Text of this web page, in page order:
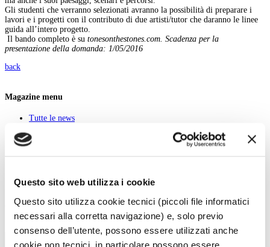
Questo sito web utilizza i cookie
Questo sito utilizza cookie tecnici (piccoli file informatici
necessari alla corretta navigazione) e, solo previo
consenso dell’utente, possono essere utilizzati anche
cookie non tecnici, in particolare possono essere
Gli studenti che verranno selezionati avranno la possibilità di preparare i
lavori e i progetti con il contributo di due artisti/tutor che daranno le linee
guida all’intero progetto.
Il bando completo è su tonesonthestones.com. Scadenza per la
presentazione della domanda: 1/05/2016
back
Magazine menu
Tutte le news
Grandi Mostre
Kids
Concorsi e Lavoro
Calendario
Scegli la data e imposta i filtri per ottimizzare la tua ricerca